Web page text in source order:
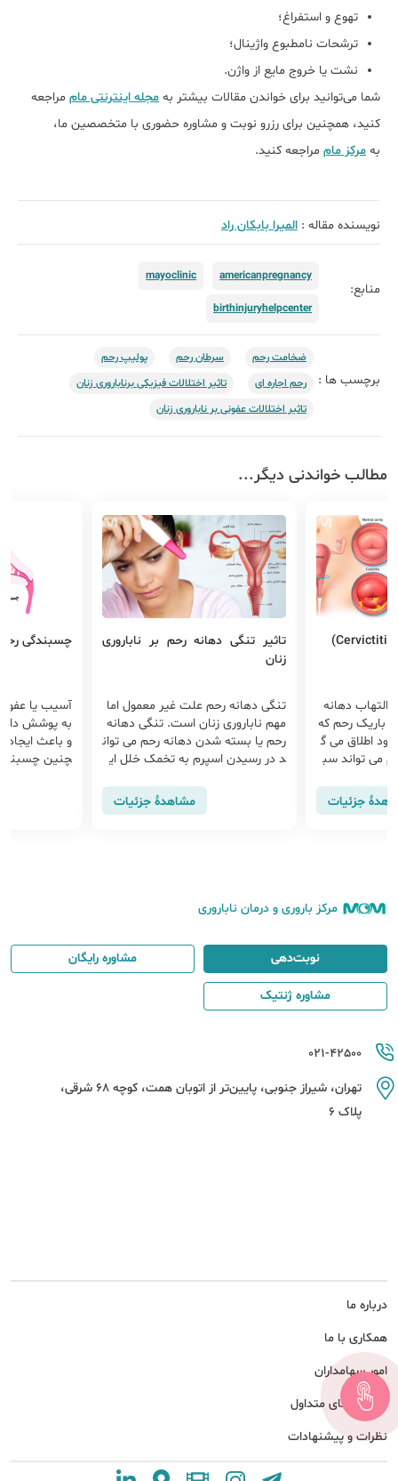
تهوع و استفراغ؛
ترشحات نامطبوع واژینال؛
نشت یا خروج مایع از واژن.
شما می‌توانید برای خواندن مقالات بیشتر به مجله اینترنتی مام مراجعه
کنید، همچنین برای رزرو نوبت و مشاوره حضوری با متخصصین ما،
به مرکز مام مراجعه کنید.
نویسنده مقاله : الميرا بابكان راد
منابع:
americanpregnancy
mayoclinic
birthinjuryhelpcenter
برچسب ها :
ضخامت رحم سرطان رحم
پولیپ رحم
رحم اجاره ای
تاثیر اختلالات فیزیکی برناباروری زنان
تاثیر اختلالات عفونی بر ناباروری زنان
مطالب خواندنی دیگر...
التهاب دهانه
باریک رحم که
اطلاق می گ
می تواند سب
جزئیات
تاثیر تنگی دهانه رحم بر ناباروری
زنان
تنگی دهانه رحم علت غیر معمول اما
مهم ناباروری زنان است. تنگی دهانه
رحم یا بسته شدن دهانه رحم می توان
د در رسیدن اسپرم به تخمک خلل ای
غیر معمول اما مهم در مسئله نابارور
مشاهدهٔ جزئیات
چسبندگی رحم
آسیب یا
به پوشش
و باعث
چنین
مرکز باروری و درمان ناباروری
درباره ما
همکاری با ما
امور سهامداران
پرسش های متداول
نظرات و پیشنهادات
021-42500
تهران، شیراز جنوبی، پایین‌تر از اتوبان همت، کوچه 68 شرقی،
پلاک 6
نوبت‌دهی مشاوره رایگان
مشاوره ژنتیک